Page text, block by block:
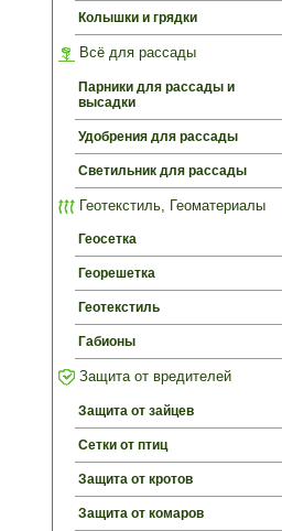
Колышки и грядки
Всё для рассады
Парники для рассады и
высадки
Удобрения для рассады
Светильник для рассады
Геотекстиль, Геоматериалы
Геосетка
Георешетка
Геотекстиль
Габионы
Защита от вредителей
Защита от зайцев
Сетки от птиц
Защита от кротов
Защита от комаров